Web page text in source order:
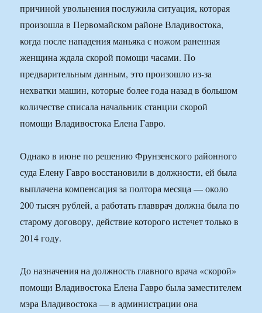
причиной увольнения послужила ситуация, которая
произошла в Первомайском районе Владивостока,
когда после нападения маньяка с ножом раненная
женщина ждала скорой помощи часами. По
предварительным данным, это произошло из-за
нехватки машин, которые более года назад в большом
количестве списала начальник станции скорой
помощи Владивостока Елена Гавро.
Однако в июне по решению Фрунзенского районного
суда Елену Гавро восстановили в должности, ей была
выплачена компенсация за полтора месяца — около
200 тысяч рублей, а работать главврач должна была по
старому договору, действие которого истечет только в
2014 году.
До назначения на должность главного врача «скорой»
помощи Владивостока Елена Гавро была заместителем
мэра Владивостока — в администрации она